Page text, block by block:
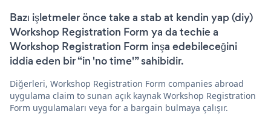
Bazı işletmeler önce take a stab at kendin yap (diy)
Workshop Registration Form ya da techie a
Workshop Registration Form inşa edebileceğini
iddia eden bir “in 'no time'” sahibidir.
Diğerleri, Workshop Registration Form companies abroad
uygulama claim to sunan açık kaynak Workshop Registration
Form uygulamaları veya for a bargain bulmaya çalışır.